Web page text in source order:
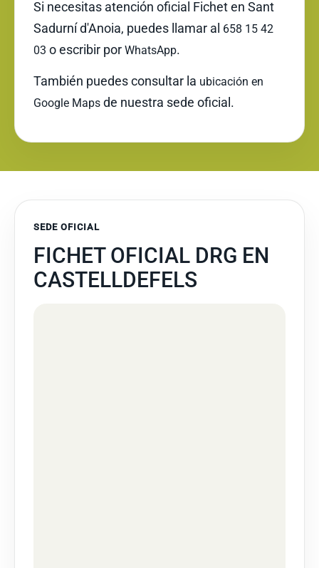
Si necesitas atención oficial Fichet en Sant
Sadurní d'Anoia, puedes llamar al 658 15 42
03 o escribir por WhatsApp.
También puedes consultar la ubicación en
Google Maps de nuestra sede oficial.
SEDE OFICIAL
FICHET OFICIAL DRG EN
CASTELLDEFELS